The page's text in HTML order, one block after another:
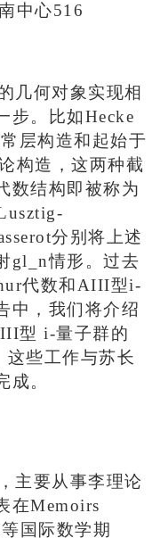
中心516
几何对象实现相
步。比如Hecke
层构造和起始于
构造，这两种截
数结构即被称为
分别将上述
gl_n情形。过去
代数和AIII型i-
中，我们将介绍
型 i-量子群的
些工作与苏长
成。
主要从事李理论
在Memoirs
国际数学期